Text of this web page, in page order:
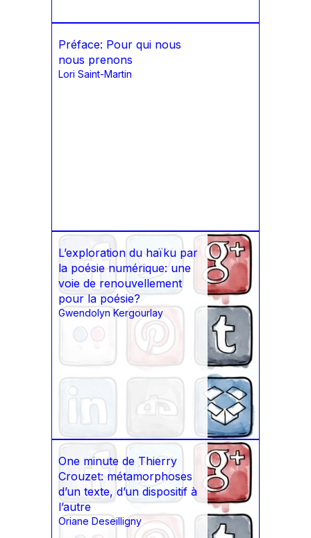
Préface: Pour qui nous
nous prenons
Lori Saint-Martin
L’exploration du haïku par
la poésie numérique: une
voie de renouvellement
pour la poésie?
Gwendolyn Kergourlay
One minute de Thierry
Crouzet: métamorphoses
d’un texte, d’un dispositif à
l’autre
Oriane Deseilligny